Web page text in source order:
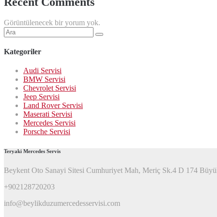
Görüntülenecek bir yorum yok.
Şunu
ara:
Kategoriler
Audi Servisi
BMW Servisi
Chevrolet Servisi
Jeep Servisi
Land Rover Servisi
Maserati Servisi
Mercedes Servisi
Porsche Servisi
Teryaki Mercedes Servis
Beykent Oto Sanayi Sitesi Cumhuriyet Mah, Meriç Sk.4 D 174
+902128720203
info@beylikduzumercedesservisi.com